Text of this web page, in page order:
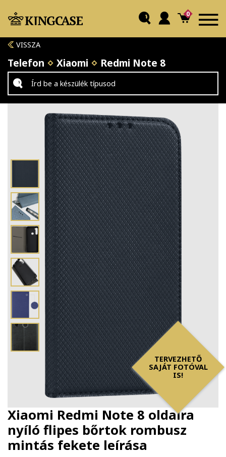
0
VISSZA
Telefon Xiaomi Redmi Note 8
TERVEZHETŐ
SAJÁT FOTÓVAL
IS!
Xiaomi Redmi Note 8 oldalra
nyíló flipes bőrtok rombusz
mintás fekete leírása